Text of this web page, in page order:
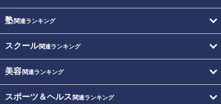
塾関連ランキング
スクール関連ランキング
美容関連ランキング
スポーツ＆ヘルス 関連ランキング